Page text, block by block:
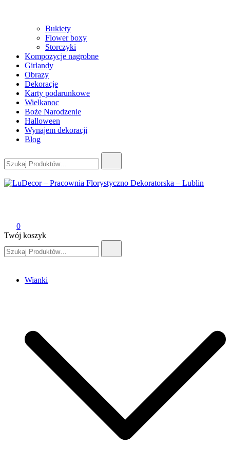
Bukiety
Flower boxy
Storczyki
Kompozycje nagrobne
Girlandy
Obrazy
Dekoracje
Karty podarunkowe
Wielkanoc
Boże Narodzenie
Halloween
Wynajem dekoracji
Blog
0
Twój koszyk
Wianki